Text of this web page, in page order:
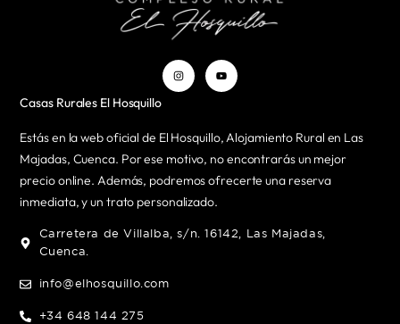
Casas Rurales El Hosquillo
Estás en la web oficial de El Hosquillo, Alojamiento Rural en Las
Majadas, Cuenca. Por ese motivo, no encontrarás un mejor
precio online. Además, podremos ofrecerte una reserva
inmediata, y un trato personalizado.
Carretera de Villalba, s/n. 16142, Las Majadas,
Cuenca.
info@elhosquillo.com
+34 648 144 275